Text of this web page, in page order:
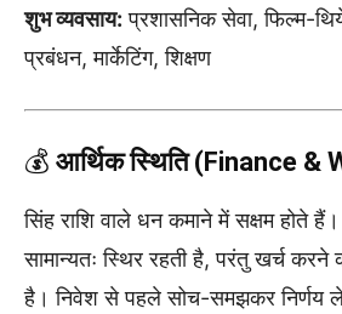
शुभ व्यवसाय: प्रशासनिक सेवा, फिल्म-
प्रबंधन, मार्केटिंग, शिक्षण
💰 आर्थिक स्थिति (Finance &
सिंह राशि वाले धन कमाने में सक्षम होते
सामान्यतः स्थिर रहती है, परंतु खर्च
है। निवेश से पहले सोच-समझकर निर्णय